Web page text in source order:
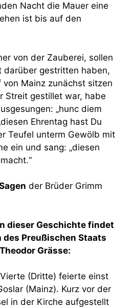
Nacht die Mauer eine
ist bis auf den
von der Zauberei, sollen
darüber gestritten haben,
Mainz zunächst sitzen
Streit gestillet war, habe
„hunc diem
Ehrentag hast Du
Teufel unterm Gewölb mit
ein und sang: „diesen
der Brüder Grimm
dieser Geschichte findet
des Preußischen Staats
Grässe:
(Dritte) feierte einst
(Mainz). Kurz vor der
in der Kirche aufgestellt